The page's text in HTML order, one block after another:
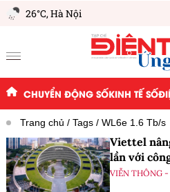
26°C,Hà Nội
CHUYỂN ĐỘNG SỐKINH TẾ SỐ
Trang chủ Tags WL6e 1.6 Tb/s
Viettel
lần với
VIỄN THÔNG